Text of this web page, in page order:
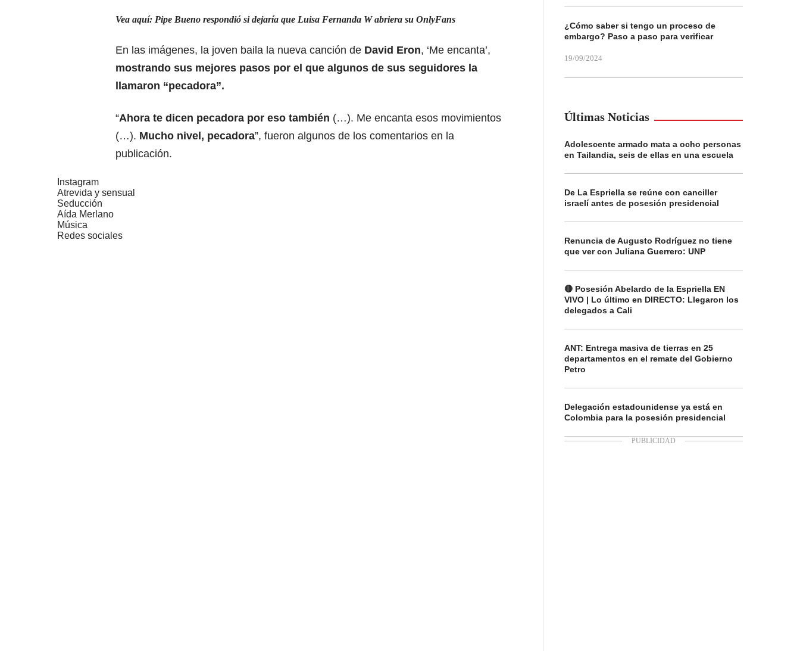
Vea aquí: Pipe Bueno respondió si dejaría que Luisa Fernanda W abriera su OnlyFans
En las imágenes, la joven baila la nueva canción de David Eron, ‘Me encanta’,
mostrando sus mejores pasos por el que algunos de sus seguidores la
llamaron “pecadora”.
“Ahora te dicen pecadora por eso también (…). Me encanta esos movimientos
(…). Mucho nivel, pecadora”, fueron algunos de los comentarios en la
publicación.
Instagram
Atrevida y sensual
Seducción
Aída Merlano
Música
Redes sociales
¿Cómo saber si tengo un proceso de
embargo? Paso a paso para verificar
19/09/2024
Últimas Noticias
Adolescente armado mata a ocho personas
en Tailandia, seis de ellas en una escuela
De La Espriella se reúne con canciller
israelí antes de posesión presidencial
Renuncia de Augusto Rodríguez no tiene
que ver con Juliana Guerrero: UNP
🔴 Posesión Abelardo de la Espriella EN
VIVO | Lo último en DIRECTO: Llegaron los
delegados a Cali
ANT: Entrega masiva de tierras en 25
departamentos en el remate del Gobierno
Petro
Delegación estadounidense ya está en
Colombia para la posesión presidencial